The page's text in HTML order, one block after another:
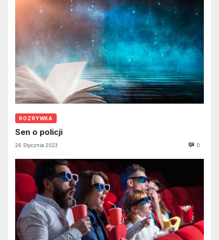
ROZRYWKA
Sen o policji
26 Stycznia 2023 0